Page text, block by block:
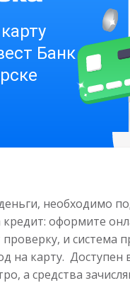
необходимо
кредит: оформите
и система
на карту. Доступен
а средства